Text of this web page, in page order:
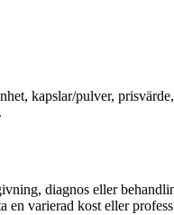
kapslar/pulver,
diagnos eller
en varierad kost eller